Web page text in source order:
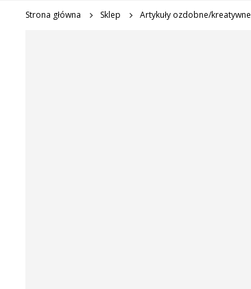
Strona główna Sklep Artykuły ozdobne/kreatywne